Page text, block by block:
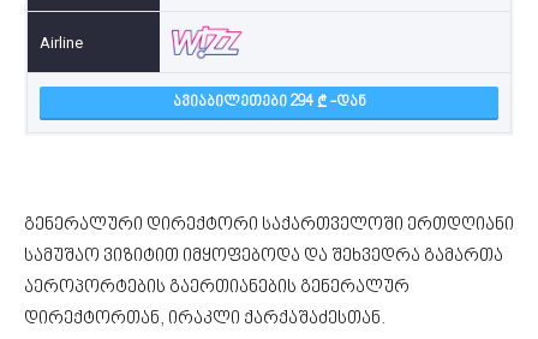
ᲐᲕᲘᲐᲑᲘᲚᲔᲗᲔᲑᲘ 294 -ᲓᲐᲜ
გენერალური დირექტორი საქართველოში ერთდღიანი
სამუშაო ვიზიტით იმყოფებოდა და შეხვედრა გამართა
აეროპორტების გაერთიანების გენერალურ
დირექტორთან, ირაკლი ქარქაშაძესთან.